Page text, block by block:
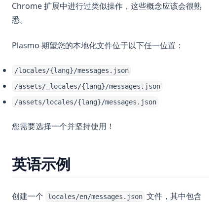
Chrome 扩展中进行过类似操作，这些概念应该会很熟
悉。
Plasmo 期望您的本地化文件位于以下任一位置：
/locales/{lang}/messages.json
/assets/_locales/{lang}/messages.json
/assets/locales/{lang}/messages.json
您需要选择一个并坚持使用！
英语示例
创建一个 locales/en/messages.json 文件，其中包含